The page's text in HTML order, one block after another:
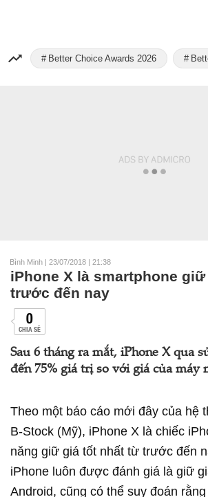
Better Choice Awards 2026
Bình Minh | 23/07/2018 | 21:38
iPhone X là smartphone
trước đến nay
0
CHIA SẺ
Sau 6 tháng ra mắt, iPhone X qua
đến 75% giá trị so với giá của máy
Theo một báo cáo mới đây của hệ
B-Stock (Mỹ), iPhone X là chiếc
năng giữ giá tốt nhất từ trước đến
iPhone luôn được đánh giá là giữ
Android, cũng có thể suy đoán